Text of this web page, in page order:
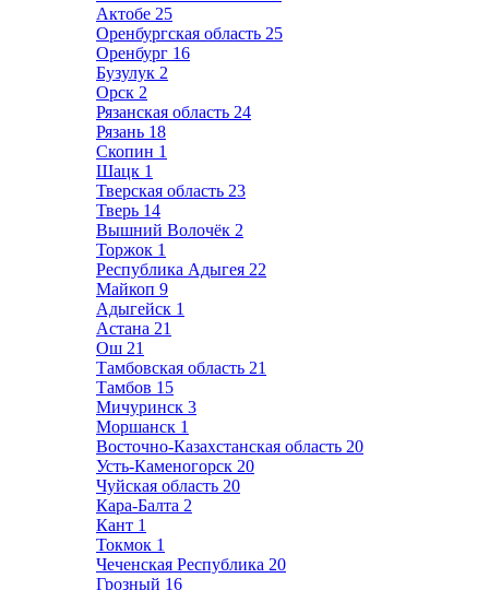
Актобе 25
Оренбургская область 25
Оренбург 16
Бузулук 2
Орск 2
Рязанская область 24
Рязань 18
Скопин 1
Шацк 1
Тверская область 23
Тверь 14
Вышний Волочёк 2
Торжок 1
Республика Адыгея 22
Майкоп 9
Адыгейск 1
Астана 21
Ош 21
Тамбовская область 21
Тамбов 15
Мичуринск 3
Моршанск 1
Восточно-Казахстанская область 20
Усть-Каменогорск 20
Чуйская область 20
Кара-Балта 2
Кант 1
Токмок 1
Чеченская Республика 20
Грозный 16